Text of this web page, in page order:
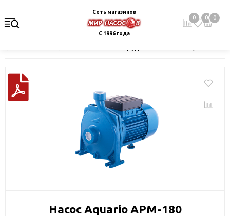
Сеть магазинов
С 1996 года
0 0 0
Насос Aquario APM-180